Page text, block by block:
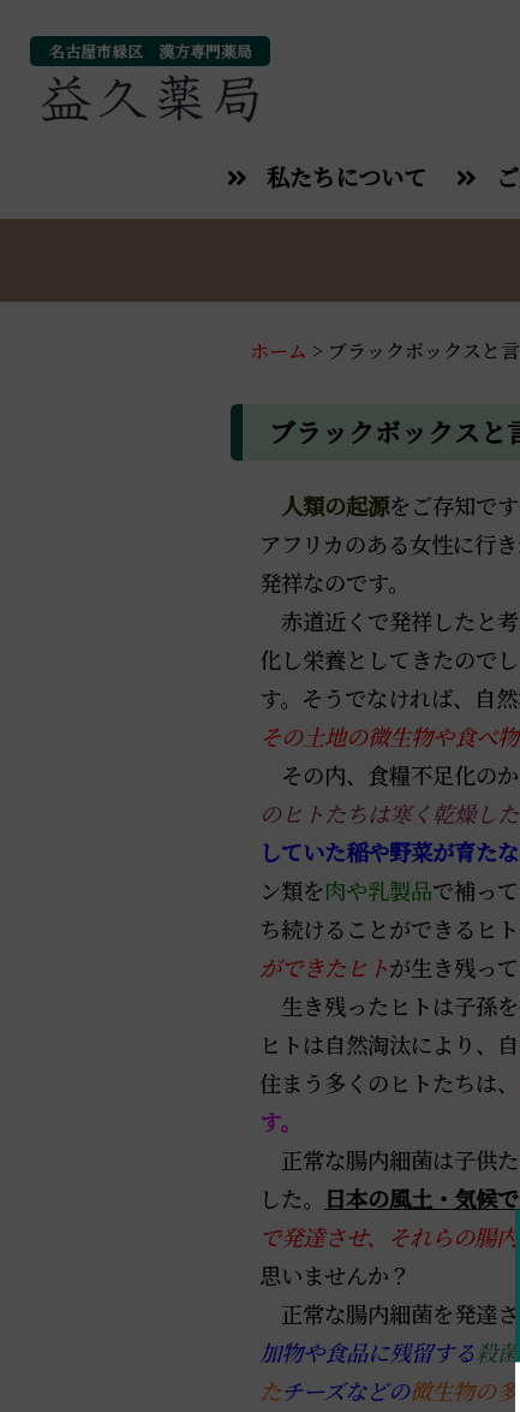
名古屋市緑区 漢方専門薬局
私たちについて
ホーム > ブラックボックスと
ブラックボックスと
人類の起源をご存知で
アフリカのある女性に行き
発祥なのです。
赤道近くで発祥したと考
化し栄養としてきたので
す。そうでなければ、自
その土地の微生物や食べ
その内、食糧不足化の
のヒトたちは寒く乾燥し
していた稲や野菜が育た
ン類を肉や乳製品で補っ
ち続けることができるヒ
ができたヒトが生き残っ
生き残ったヒトは子孫
ヒトは自然淘汰により、
住まう多くのヒトたちは、
す。
正常な腸内細菌は子供
した。 日本の風土・気候
で発達させ、それらの腸
思いませんか？
正常な腸内細菌を発達
加物や食品に残留する殺菌
たチーズなどの微生物の多